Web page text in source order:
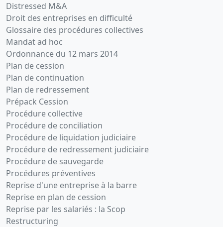
Distressed M&A
Droit des entreprises en difficulté
Glossaire des procédures collectives
Mandat ad hoc
Ordonnance du 12 mars 2014
Plan de cession
Plan de continuation
Plan de redressement
Prépack Cession
Procédure collective
Procédure de conciliation
Procédure de liquidation judiciaire
Procédure de redressement judiciaire
Procédure de sauvegarde
Procédures préventives
Reprise d'une entreprise à la barre
Reprise en plan de cession
Reprise par les salariés : la Scop
Restructuring